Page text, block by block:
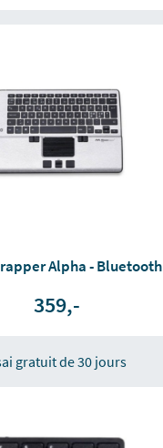
Alpha - Bluetooth
359,-
gratuit de 30 jours